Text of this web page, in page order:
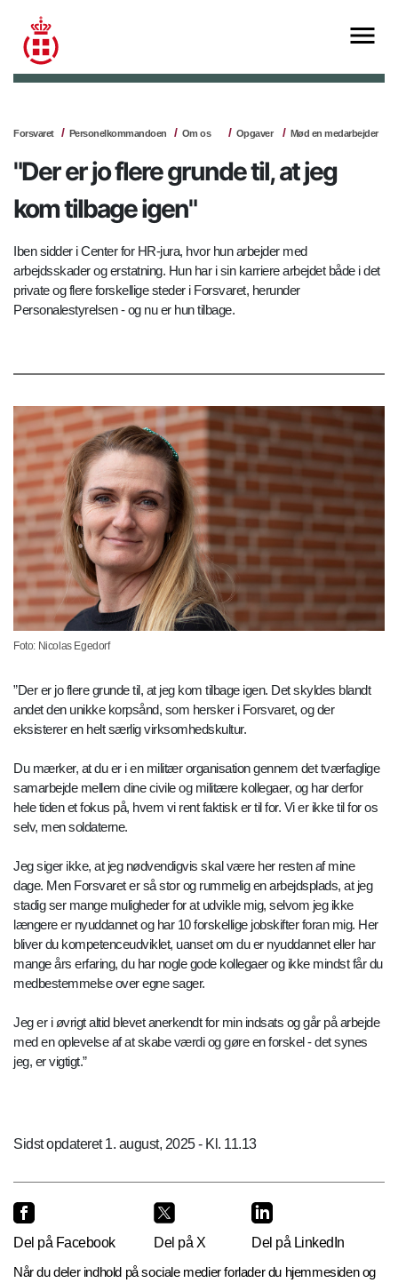
Forsvaret Personelkommandoen Om os Opgaver Mød en medarbejder
"Der er jo flere grunde til, at jeg
kom tilbage igen"
Iben sidder i Center for HR-jura, hvor hun arbejder med
arbejdsskader og erstatning. Hun har i sin karriere arbejdet både i det
private og flere forskellige steder i Forsvaret, herunder
Personalestyrelsen - og nu er hun tilbage.
Foto: Nicolas Egedorf
”Der er jo flere grunde til, at jeg kom tilbage igen. Det skyldes blandt
andet den unikke korpsånd, som hersker i Forsvaret, og der
eksisterer en helt særlig virksomhedskultur.
Du mærker, at du er i en militær organisation gennem det tværfaglige
samarbejde mellem dine civile og militære kollegaer, og har derfor
hele tiden et fokus på, hvem vi rent faktisk er til for. Vi er ikke til for os
selv, men soldaterne.
Jeg siger ikke, at jeg nødvendigvis skal være her resten af mine
dage. Men Forsvaret er så stor og rummelig en arbejdsplads, at jeg
stadig ser mange muligheder for at udvikle mig, selvom jeg ikke
længere er nyuddannet og har 10 forskellige jobskifter foran mig. Her
bliver du kompetenceudviklet, uanset om du er nyuddannet eller har
mange års erfaring, du har nogle gode kollegaer og ikke mindst får du
medbestemmelse over egne sager.
Jeg er i øvrigt altid blevet anerkendt for min indsats og går på arbejde
med en oplevelse af at skabe værdi og gøre en forskel - det synes
jeg, er vigtigt.”
Sidst opdateret 1. august, 2025 - Kl. 11.13
Del på Facebook Del på X
Del på LinkedIn
Når du deler indhold på sociale medier forlader du hjemmesiden og